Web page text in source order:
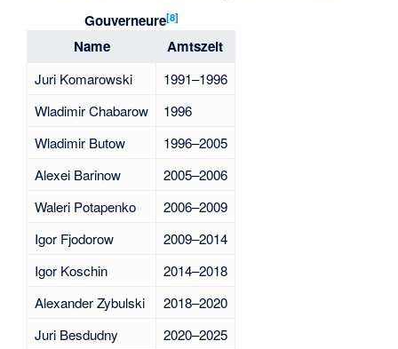
Gouverneure[8]
Name Amtszeit
Juri Komarowski
1991–1996
Wladimir Chabarow
1996
Wladimir Butow
1996–2005
Alexei Barinow
2005–2006
Waleri Potapenko
2006–2009
Igor Fjodorow
2009–2014
Igor Koschin
2014–2018
Alexander Zybulski
2018–2020
Juri Besdudny
2020–2025